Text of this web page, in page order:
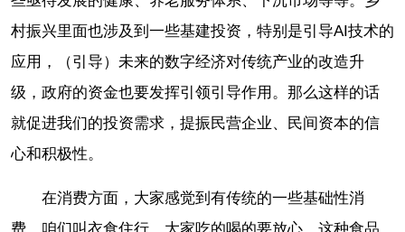
村振兴里面也涉及到一些基建投资，特别是引导AI技术的
应用，（引导）未来的数字经济对传统产业的改造升
级，政府的资金也要发挥引领引导作用。那么这样的话
就促进我们的投资需求，提振民营企业、民间资本的信
心和积极性。
在消费方面，大家感觉到有传统的一些基础性消